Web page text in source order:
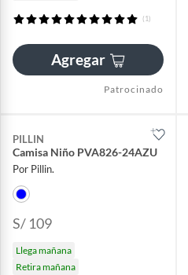
(1)
Agregar
Patrocinado
PILLIN
Camisa Niño PVA826-24AZU
Por Pillin.
S/ 109
Llega mañana
Retira mañana